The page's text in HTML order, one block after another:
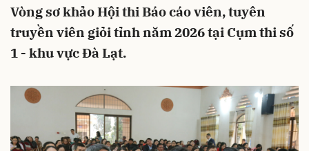
Vòng sơ khảo Hội thi Báo cáo viên, tuyên
truyền viên giỏi tỉnh năm 2026 tại Cụm thi số
1 - khu vực Đà Lạt.